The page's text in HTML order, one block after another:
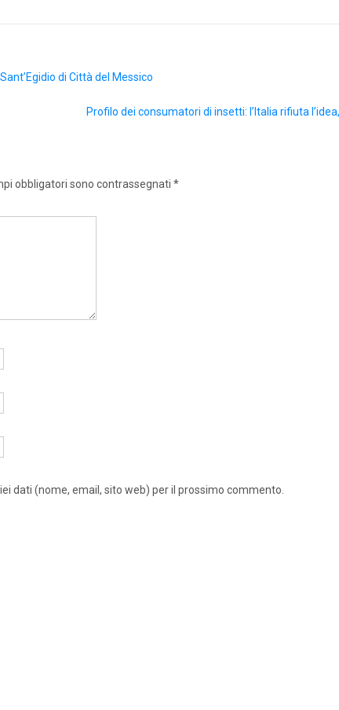
di Città del Messico
Profilo dei consumatori di insetti: l’Italia rifiuta
obbligatori sono contrassegnati *
dati (nome, email, sito web) per il prossimo commento.